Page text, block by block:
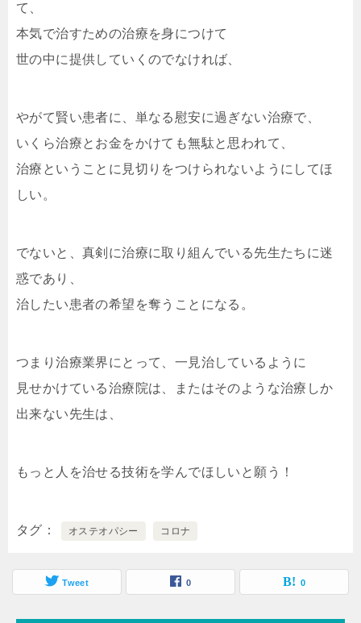
て、
本気で治すための治療を身につけて
世の中に提供していくのでなければ、
やがて賢い患者に、単なる慰安に過ぎない治療で、
いくら治療とお金をかけても無駄と思われて、
治療ということに見切りをつけられないようにしてほ
しい。
でないと、真剣に治療に取り組んでいる先生たちに迷
惑であり、
治したい患者の希望を奪うことになる。
つまり治療業界にとって、一見治しているように
見せかけている治療院は、またはそのような治療しか
出来ない先生は、
もっと人を治せる技術を学んでほしいと願う！
タグ オステオパシー コロナ
Tweet 0 0